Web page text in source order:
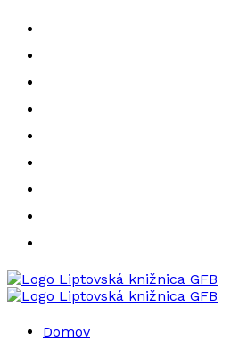
Liptovská knižnica GFB
Liptovská knižnica GFB
Domov